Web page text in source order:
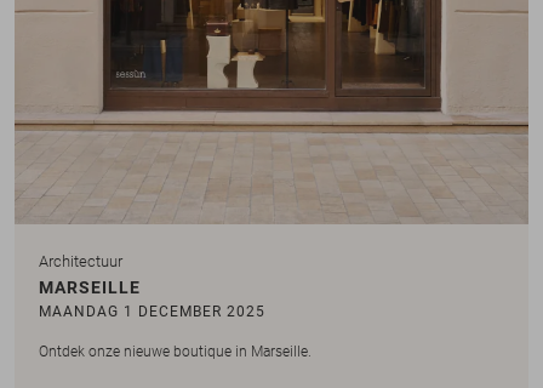
Architectuur
MARSEILLE
MAANDAG 1 DECEMBER 2025
Ontdek onze nieuwe boutique in Marseille.